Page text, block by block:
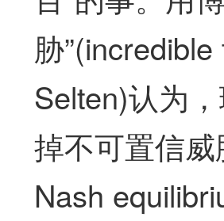
胁
Selten)认为
掉不可置信
Nash